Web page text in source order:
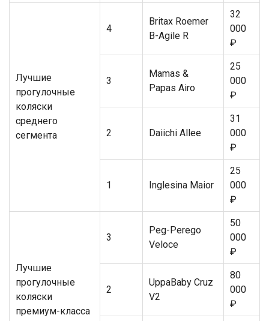
Лучшие
прогулочные
коляски
среднего
сегмента
4
Britax Roemer
B-Agile R
32
000
₽
3
Mamas &
Papas Airo
25
000
₽
2 Daiichi Allee
31
000
₽
1 Inglesina Maior
25
000
₽
Лучшие
прогулочные
коляски
премиум-класса
3
Peg-Perego
Veloce
50
000
₽
2
UppaBaby Cruz
V2
80
000
₽